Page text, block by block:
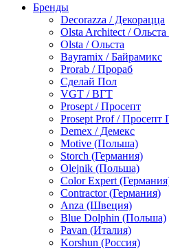
по металлу
антикорозийные
под
для гипсокартона
под штукатурку
Герметик
акриловые
силиконовые
силиконовые
шовные для
для кровли
для каминов
полиуретановые
Декоративные
краски для
мокрый шелк
венецианские
песок (эффект
декоративная
Бренды
Decorazza / Декорацца
Olsta Architect /
Olsta / Ольста
Bayramix / Байрамикс
Prorab / Прораб
Сделай Пол
VGT / ВГТ
Prosept / Просепт
Prosept Prof / Просепт
Demex / Демекс
Motive (Польша)
Storch (Германия)
Olejnik (Польша)
Color Expert
Contractor (Германия)
Anza (Швеция)
Blue Dolphin (Польша)
Pavan (Италия)
Korshun (Россия)